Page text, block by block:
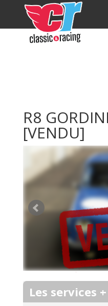
R8
[VENDU]
Les services +